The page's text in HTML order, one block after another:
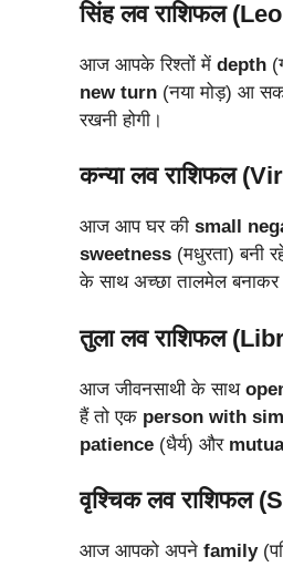
सिंह लव राशिफल
आज आपके रिश्तों में depth
new turn (नया मोड़) आ
रखनी होगी।
कन्या लव राशिफल
आज आप घर की small
sweetness (मधुरता) बनी
के साथ अच्छा तालमेल
तुला लव राशिफल
आज जीवनसाथी के साथ
हैं तो एक person with
patience (धैर्य) और
वृश्चिक लव राशिफल
आज आपको अपने family